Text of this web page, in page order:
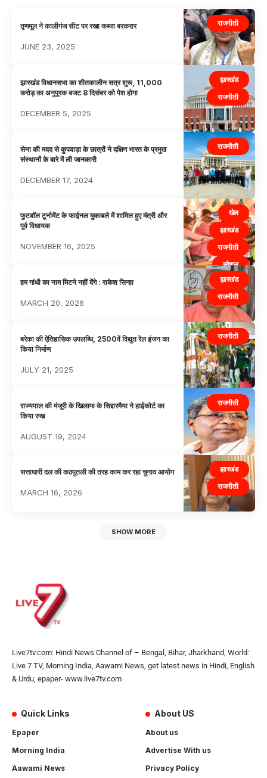
राजनीती
तृणमूल ने कालीगंज सीट पर रखा कब्जा बरकरार
JUNE 23, 2025
झारखंड
राजनीती
झारखंड विधानसभा का शीतकालीन सत्र शुरू, 11,000
करोड़ का अनुपूरक बजट 8 दिसंबर को पेश होगा
DECEMBER 5, 2025
राजनीती
सेना की मदद से कुपवाड़ा के छात्रों ने दक्षिण भारत के प्रमुख
संस्थानों के बारे में ली जानकारी
DECEMBER 17, 2024
खेल
झारखंड
राजनीती
सोशल
हेल्थ
फुटबॉल टूर्नामेंट के फाईनल मुकाबले में शामिल हुए मंत्री और
पूर्व विधायक
NOVEMBER 16, 2025
झारखंड
राजनीती
हम गांधी का नाम मिटने नहीं देंगे : राकेश सिन्हा
MARCH 20, 2026
राजनीती
बरेका की ऐतिहासिक उपलब्धि, 2500वें विद्युत रेल इंजन का
किया निर्माण
JULY 21, 2025
राजनीती
राज्यपाल की मंजूरी के खिलाफ के सिद्दारमैया ने हाईकोर्ट का
किया रुख
AUGUST 19, 2024
झारखंड
राजनीती
सत्ताधारी दल की कठपुतली की तरह काम कर रहा चुनाव आयोग
MARCH 16, 2026
SHOW MORE
Live7tv.com: Hindi News Channel of – Bengal, Bihar, Jharkhand, World:
Live 7 TV, Morning India, Aawami News, get latest news in Hindi, English
& Urdu, epaper- www.live7tv.com
Quick Links
Epaper
Morning India
Aawami News
About US
About us
Advertise With us
Privacy Policy